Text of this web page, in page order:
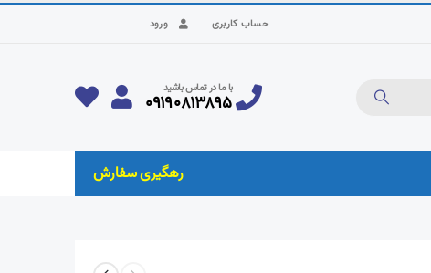
حساب کاربری ورود
با ما در تماس باشید
۰۹۱۹۰۸۱۳۸۹۵
رهگیری سفارش